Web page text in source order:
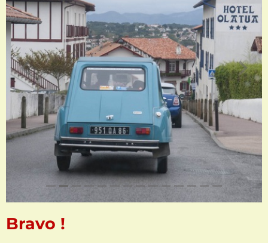
Bravo !